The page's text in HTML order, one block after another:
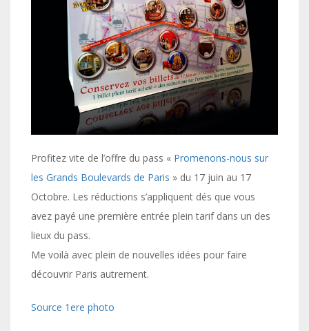
Profitez vite de l’offre du pass « Promenons-nous sur
les Grands Boulevards de Paris » du 17 juin au 17
Octobre. Les réductions s’appliquent dés que vous
avez payé une première entrée plein tarif dans un des
lieux du pass.
Me voilà avec plein de nouvelles idées pour faire
découvrir Paris autrement.
Source 1ere photo